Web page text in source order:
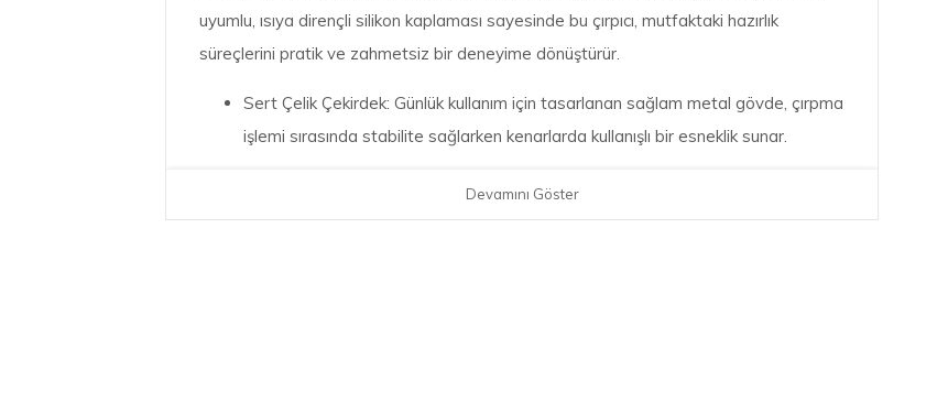
uyumlu, ısıya dirençli silikon kaplaması sayesinde bu çırpıcı, mutfaktaki hazırlık
süreçlerini pratik ve zahmetsiz bir deneyime dönüştürür.
Sert Çelik Çekirdek: Günlük kullanım için tasarlanan sağlam metal gövde, çırpma
işlemi sırasında stabilite sağlarken kenarlarda kullanışlı bir esneklik sunar.
Devamını Göster